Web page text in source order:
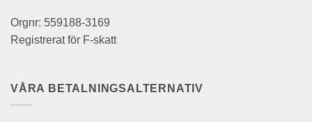
Orgnr: 559188-3169
Registrerat för F-skatt
VÅRA BETALNINGSALTERNATIV